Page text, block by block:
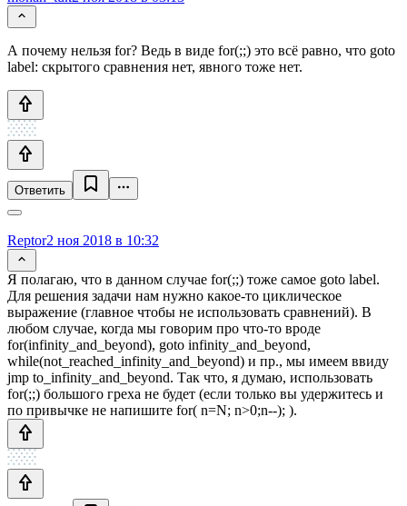
А почему нельзя for? Ведь в виде for(;;) это всё равно, что goto
label: скрытого сравнения нет, явного тоже нет.
Ответить
Reptor2 ноя 2018 в 10:32
Я полагаю, что в данном случае for(;;) тоже самое goto label.
Для решения задачи нам нужно какое-то циклическое
выражение (главное чтобы не использовать сравнений). В
любом случае, когда мы говорим про что-то вроде
for(infinity_and_beyond), goto infinity_and_beyond,
while(not_reached_infinity_and_beyond) и пр., мы имеем ввиду
jmp to_infinity_and_beyond. Так что, я думаю, использовать
for(;;) большого греха не будет (если только вы удержитесь и
по привычке не напишите for( n=N; n>0;n--); ).